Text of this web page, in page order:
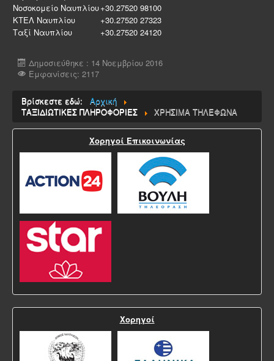
Νοσοκομείο Ναυπλίου+30.27520 98100
ΚΤΕΛ Ναυπλίου
+30.27520 27323
Ταξί Ναυπλίου
+30.27520 24120
Δημοσιεύθηκε : 14 Νοεμβρίου 2016
Εμφανίσεις: 2117
Βρίσκεστε εδώ:
Αρχική
ΤΑΞΙΔΙΩΤΙΚΕΣ ΠΛΗΡΟΦΟΡΙΕΣ
ΧΡΗΣΙΜΑ ΤΗΛΕΦΩΝΑ
Χορηγοί Επικοινωνίας
Χορηγοί